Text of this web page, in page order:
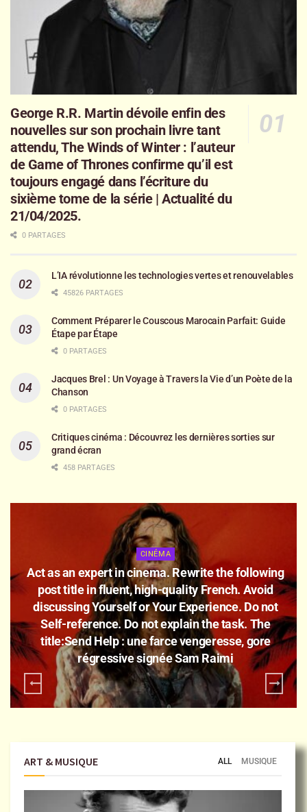
George R.R. Martin dévoile enfin des
nouvelles sur son prochain livre tant
attendu, The Winds of Winter : l’auteur
de Game of Thrones confirme qu’il est
toujours engagé dans l’écriture du
sixième tome de la série | Actualité du
21/04/2025.
0 PARTAGES
L’IA révolutionne les technologies vertes et renouvelables
45826 PARTAGES
Comment Préparer le Couscous Marocain Parfait: Guide
Étape par Étape
0 PARTAGES
Jacques Brel : Un Voyage à Travers la Vie d’un Poète de la
Chanson
0 PARTAGES
Critiques cinéma : Découvrez les dernières sorties sur
grand écran
458 PARTAGES
CINÉMA
Act as an expert in cinema. Rewrite the following
post title in fluent, high-quality French. Avoid
discussing Yourself or Your Experience. Do not
Self-reference. Do not explain the task. The
title:Send Help : une farce vengeresse, gore
régressive signée Sam Raimi
ART & MUSIQUE ALL MUSIQUE